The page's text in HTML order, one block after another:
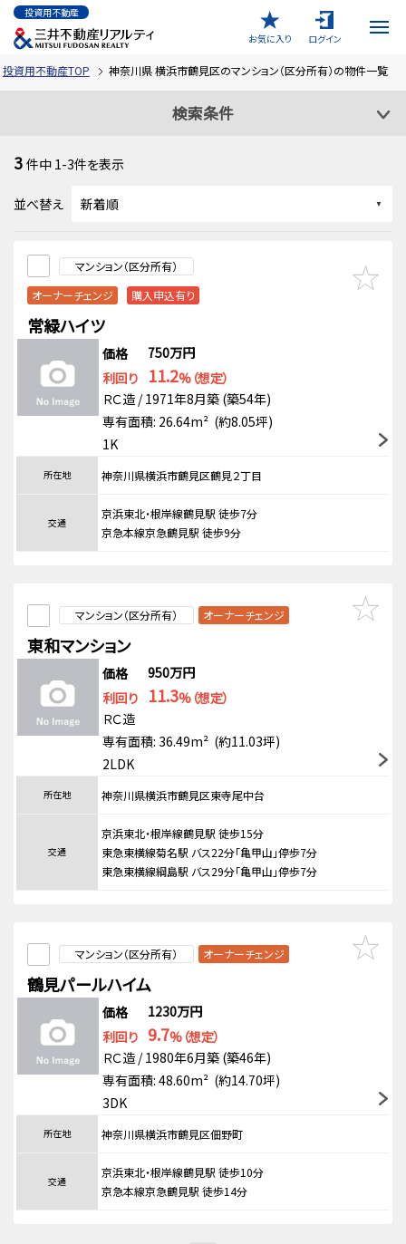
投資用不動産
お気に入り
ログイン
投資用不動産TOP 神奈川県 横浜市鶴見区のマンション（区分所有）の物件一覧
検索条件
3 件中 1-3件を表示
並べ替え
マンション（区分所有）
オーナーチェンジ
購入申込有り
常緑ハイツ
価格
750万円
利回り
11.2%（想定）
ＲＣ造 / 1971年8月築 (築54年)
専有面積: 26.64m² (約8.05坪)
1K
所在地 神奈川県横浜市鶴見区鶴見２丁目
交通
京浜東北・根岸線鶴見駅 徒歩7分
京急本線京急鶴見駅 徒歩9分
マンション（区分所有） オーナーチェンジ
東和マンション
価格
950万円
利回り
11.3%（想定）
ＲＣ造
専有面積: 36.49m² (約11.03坪)
2LDK
所在地 神奈川県横浜市鶴見区東寺尾中台
交通
京浜東北・根岸線鶴見駅 徒歩15分
東急東横線菊名駅 バス22分「亀甲山」停歩7分
東急東横線綱島駅 バス29分「亀甲山」停歩7分
マンション（区分所有） オーナーチェンジ
鶴見パールハイム
価格
1230万円
利回り 9.7%（想定）
ＲＣ造 / 1980年6月築 (築46年)
専有面積: 48.60m² (約14.70坪)
3DK
所在地 神奈川県横浜市鶴見区佃野町
交通
京浜東北・根岸線鶴見駅 徒歩10分
京急本線京急鶴見駅 徒歩14分